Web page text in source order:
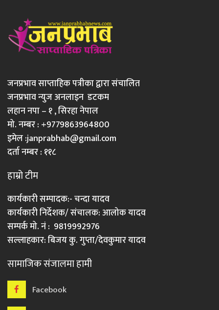
जनप्रभाव साप्ताहिक पत्रीका द्वारा संचालित
जनप्रभाव न्युज अनलाइन डटकम
लहान नपा – १ , सिरहा नेपाल
मो. नम्बर : +9779863964800
इमेल :janprabhab@gmail.com
दर्ता नम्बर : ११८
हाम्रो टीम
कार्यकारी सम्पादक:- चन्दा यादव
कार्यकारी निर्देशक/ संचालक: आलोक यादव
सम्पर्क मो. नं : 9819992976
सल्लाहकार: बिजय कु. गुप्ता/देवकुमार यादव
सामाजिक संजालमा हामी
Facebook